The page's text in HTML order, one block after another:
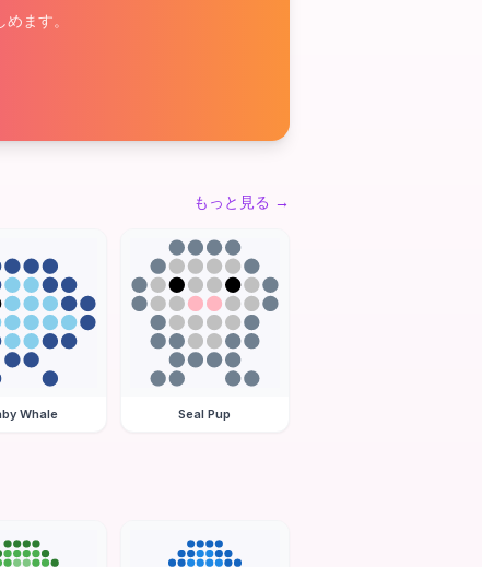
ます。
もっと見る →
Whale Seal Pup